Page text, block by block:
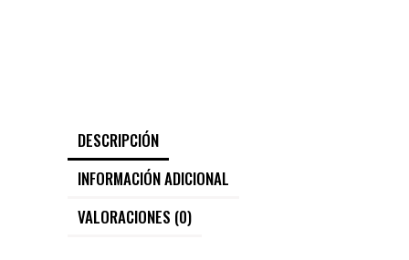
DESCRIPCIÓN
INFORMACIÓN ADICIONAL
VALORACIONES (0)